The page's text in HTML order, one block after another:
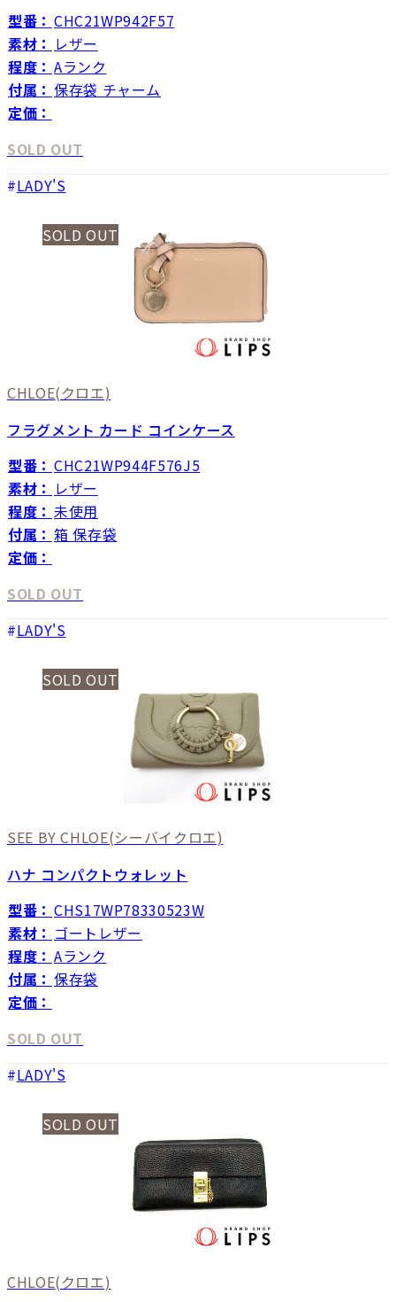
型番： CHC21WP942F57
素材： レザー
程度： Aランク
付属： 保存袋 チャーム
定価：
SOLD OUT
LADY'S
SOLD OUT
CHLOE(クロエ)
フラグメント カード コインケース
型番： CHC21WP944F576J5
素材： レザー
程度： 未使用
付属： 箱 保存袋
定価：
SOLD OUT
LADY'S
SOLD OUT
SEE BY CHLOE(シーバイクロエ)
ハナ コンパクトウォレット
型番： CHS17WP78330523W
素材： ゴートレザー
程度： Aランク
付属： 保存袋
定価：
SOLD OUT
LADY'S
SOLD OUT
CHLOE(クロエ)